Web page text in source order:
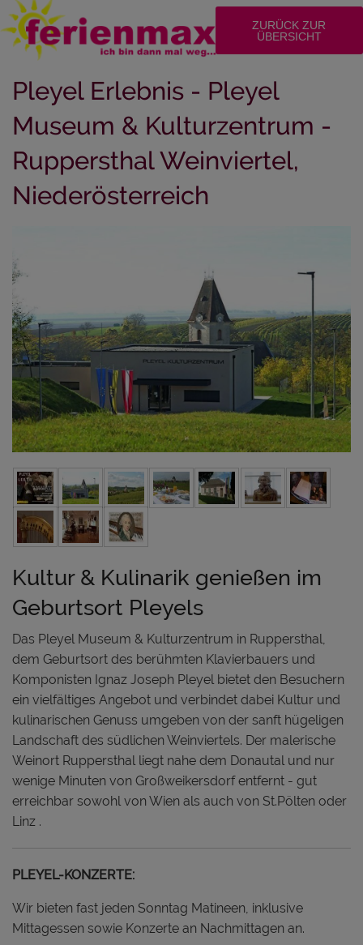
ZURÜCK ZUR
ÜBERSICHT
Pleyel Erlebnis - Pleyel
Museum & Kulturzentrum -
Ruppersthal Weinviertel,
Niederösterreich
Kultur & Kulinarik genießen im
Geburtsort Pleyels
Das Pleyel Museum & Kulturzentrum in Ruppersthal,
dem Geburtsort des berühmten Klavierbauers und
Komponisten Ignaz Joseph Pleyel bietet den Besuchern
ein vielfältiges Angebot und verbindet dabei Kultur und
kulinarischen Genuss umgeben von der sanft hügeligen
Landschaft des südlichen Weinviertels. Der malerische
Weinort Ruppersthal liegt nahe dem Donautal und nur
wenige Minuten von Großweikersdorf entfernt - gut
erreichbar sowohl von Wien als auch von St.Pölten oder
Linz .
PLEYEL-KONZERTE:
Wir bieten fast jeden Sonntag Matineen, inklusive
Mittagessen sowie Konzerte an Nachmittagen an.